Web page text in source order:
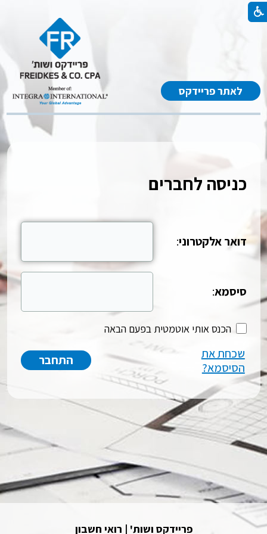
לאתר פריידקס
כניסה לחברים
דואר אלקטרוני:
סיסמא:
הכנס אותי אוטמטית בפעם הבאה
שכחת את
הסיסמא?
פריידקס ושות' | רואי חשבון